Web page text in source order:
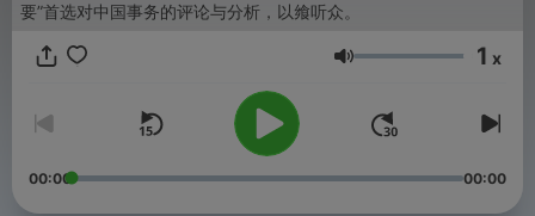
要”首选对中国事务的评论与分析，以飨听众。
Volume 1 x
00:00 00:00